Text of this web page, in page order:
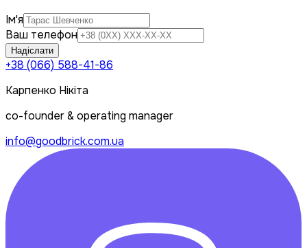
Ім'я
Ваш телефон
Надіслати
+38 (066) 588-41-86
Карпенко Нікіта
co-founder & operating manager
info@goodbrick.com.ua